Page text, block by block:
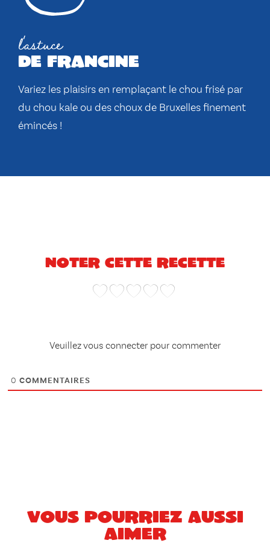
l'astuce
de francine
Variez les plaisirs en remplaçant le chou frisé par
du chou kale ou des choux de Bruxelles finement
émincés !
Noter cette recette
Veuillez vous connecter pour commenter
0 COMMENTAIRES
Vous pourriez aussi
aimer